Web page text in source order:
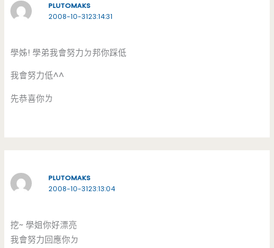
PLUTOMAKS
2008-10-3123:14:31
學姊! 學弟我會努力ㄉ邦你踩低
我會努力低^^
先恭喜你ㄌ
PLUTOMAKS
2008-10-3123:13:04
挖~ 學姐你好漂亮
我會努力回應你ㄉ